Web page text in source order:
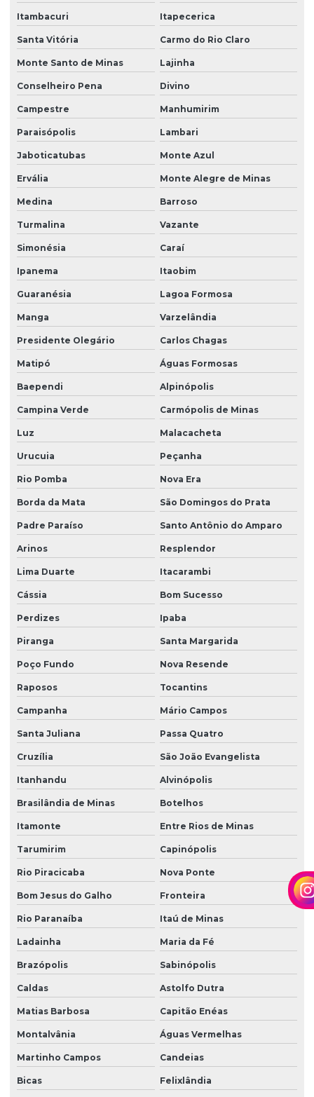
Itambacuri Itapecerica
Santa Vitória Carmo do Rio Claro
Monte Santo de Minas Lajinha
Conselheiro Pena Divino
Campestre Manhumirim
Paraisópolis Lambari
Jaboticatubas Monte Azul
Ervália Monte Alegre de Minas
Medina Barroso
Turmalina Vazante
Simonésia Caraí
Ipanema Itaobim
Guaranésia Lagoa Formosa
Manga Varzelândia
Presidente Olegário Carlos Chagas
Matipó Águas Formosas
Baependi Alpinópolis
Campina Verde Carmópolis de Minas
Luz Malacacheta
Urucuia Peçanha
Rio Pomba Nova Era
Borda da Mata São Domingos do Prata
Padre Paraíso Santo Antônio do Amparo
Arinos Resplendor
Lima Duarte Itacarambi
Cássia Bom Sucesso
Perdizes Ipaba
Piranga Santa Margarida
Poço Fundo Nova Resende
Raposos Tocantins
Campanha Mário Campos
Santa Juliana Passa Quatro
Cruzília São João Evangelista
Itanhandu Alvinópolis
Brasilândia de Minas Botelhos
Itamonte Entre Rios de Minas
Tarumirim Capinópolis
Rio Piracicaba Nova Ponte
Bom Jesus do Galho Fronteira
Rio Paranaíba Itaú de Minas
Ladainha Maria da Fé
Brazópolis Sabinópolis
Caldas Astolfo Dutra
Matias Barbosa Capitão Enéas
Montalvânia Águas Vermelhas
Martinho Campos Candeias
Bicas Felixlândia